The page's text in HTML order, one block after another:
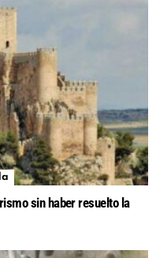
sin haber resuelto la